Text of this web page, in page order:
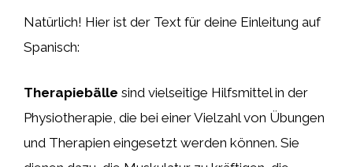
Natürlich! Hier ist der Text für deine Einleitung auf
Spanisch:
Therapiebälle sind vielseitige Hilfsmittel in der
Physiotherapie, die bei einer Vielzahl von Übungen
und Therapien eingesetzt werden können. Sie